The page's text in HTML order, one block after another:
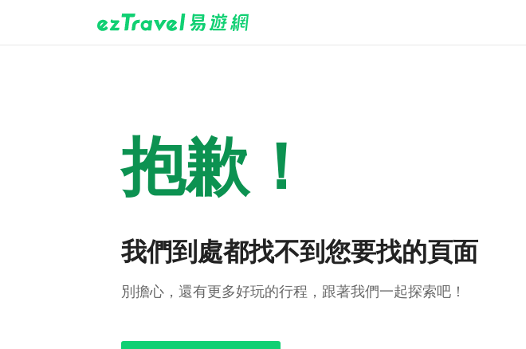
抱歉！
我們到處都找不到您要找的頁面
別擔心，還有更多好玩的行程，跟著我們一起探索吧！